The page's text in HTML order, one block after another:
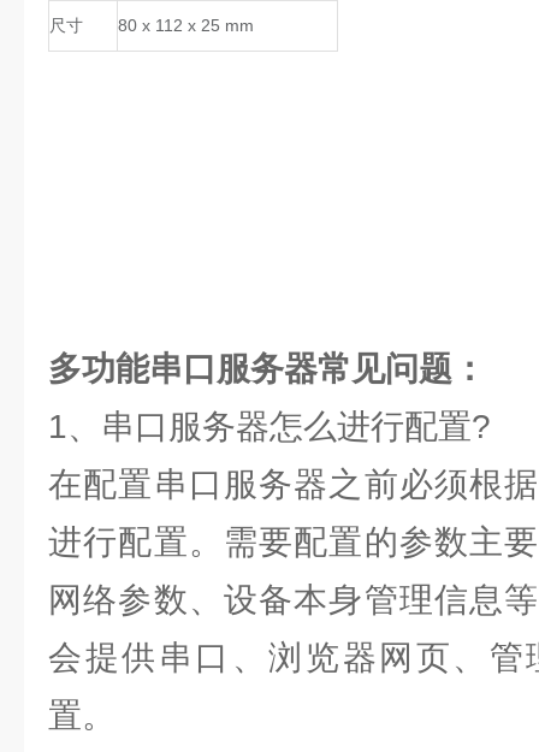
尺寸 80 x 112 x 25 mm
多功能串口服务器常见问题：
1、串口服务器怎么进行配置?
在配置串口服务器之前必须根
进行配置。需要配置的参数主
网络参数、设备本身管理信息
会提供串口、浏览器网页、
置。